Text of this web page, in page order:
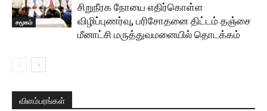
சமூகம்
சிறுநீரக நோயை எதிர்கொள்ள
விழிப்புணர்வு, பரிசோதனை திட்டம் தஞ்சை
மீனாட்சி மருத்துவமனையில் தொடக்கம்
விளம்பரங்கள்